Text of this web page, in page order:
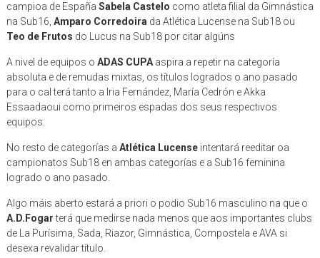
campioa de España Sabela Castelo como atleta filial da Gimnástica
na Sub16, Amparo Corredoirada Atlética Lucense na Sub18 ou
Teo de Frutos do Lucus na Sub18 por citar algúns
A nivel de equipos o ADAS CUPAaspira a repetir na categoría
absoluta e de remudas mixtas, os títulos logrados o ano pasado
para o cal terá tanto a Iria Fernández, María Cedrón e Akka
Essaadaoui como primeiros espadas dos seus respectivos
equipos.
No resto de categorías a Atlética Lucenseintentará reeditar oa
campionatos Sub18 en ambas categorías e a Sub16 feminina
logrado o ano pasado.
Algo máis aberto estará a priori o podio Sub16 masculino na que o
A.D.Fogarterá que medirse nada menos que aos importantes clubs
de La Purísima, Sada, Riazor, Gimnástica, Compostela e AVA si
desexa revalidar título.